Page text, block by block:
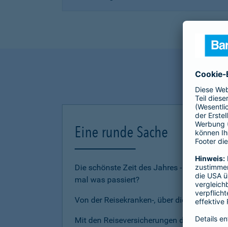
Eine runde Sache
Die schönste Zeit des Jahres - den
mal was passiert?
Von der Reisekranken-, über die
Mit den Reiseversicherungen der